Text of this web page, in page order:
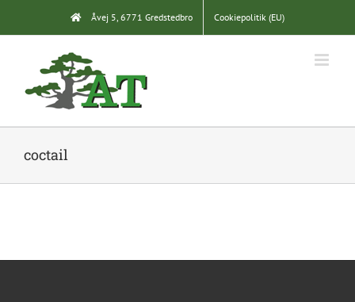
content
Åvej 5, 6771 Gredstedbro Cookiepolitik (EU)
coctail